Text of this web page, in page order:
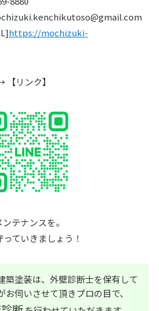
https://mochizuki-
リンク】
テナンスを。
ていきましょう！
築塗装は、外壁診断士を保有して
お伺いさせて頂きプロの目で、